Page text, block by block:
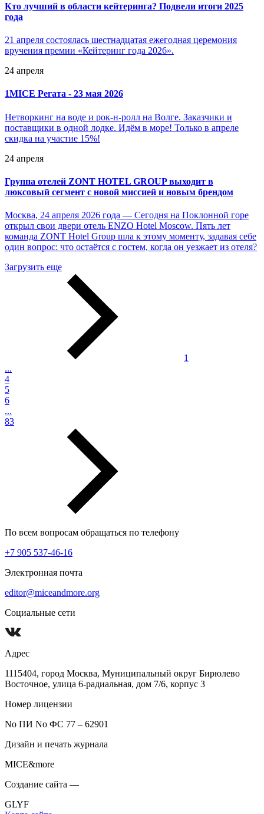
Кто лучший в области кейтеринга? Подвели итоги 2025
года
21 апреля состоялась шестнадцатая ежегодная церемония
вручения премии «Кейтеринг года 2026».
24 апреля
1MICE Регата - 23 мая 2026
Нетворкинг на воде и рок-н-ролл на Волге. Заказчики и
поставщики в одной лодке. Идём в море! Только в апреле
скидка на участие 15%!
24 апреля
Группа отелей ZONT HOTEL GROUP выходит в
люксовый сегмент с новой миссией и новым брендом
Москва, 24 апреля 2026 года — Сегодня на Поклонной горе
открыл свои двери отель ENZO Hotel Moscow. Пять лет
команда ZONT Hotel Group шла к этому моменту, задавая себе
один вопрос: что остаётся с гостем, когда он уезжает из отеля?
Загрузить еще
1
...
4
5
6
...
83
По всем вопросам обращаться по телефону
+7 905 537-46-16
Электронная почта
editor@miceandmore.org
Социальные сети
Адрес
1115404, город Москва, Муниципальный округ Бирюлево
Восточное, улица 6-радиальная, дом 7/6, корпус 3
Номер лицензии
No ПИ No ФС 77 – 62901
Дизайн и печать журнала
MICE&more
Создание сайта —
GLYF